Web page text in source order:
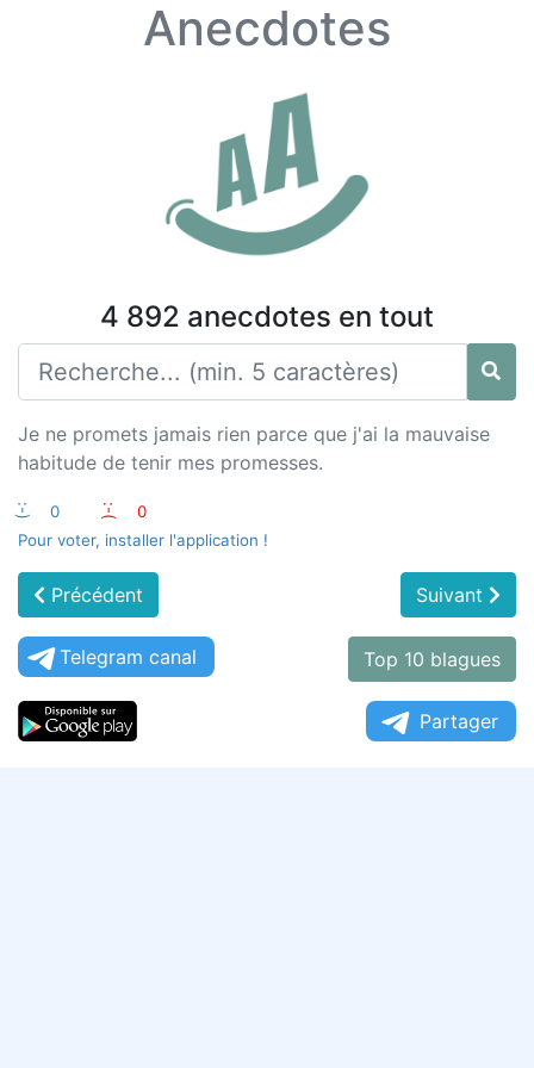
Anecdotes
4 892 anecdotes en tout
Je ne promets jamais rien parce que j'ai la mauvaise
habitude de tenir mes promesses.
:-) 0 :-(
0
Pour voter, installer l'application !
Précédent Suivant
Telegram canal Top 10 blagues
Partager